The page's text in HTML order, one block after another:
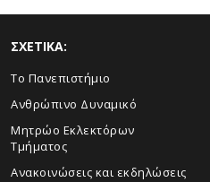
ΣΧΕΤΙΚΑ:
Το Πανεπιστήμιο
Ανθρώπινο Δυναμικό
Μητρώο Εκλεκτόρων
Τμήματος
Ανακοινώσεις και εκδηλώσεις